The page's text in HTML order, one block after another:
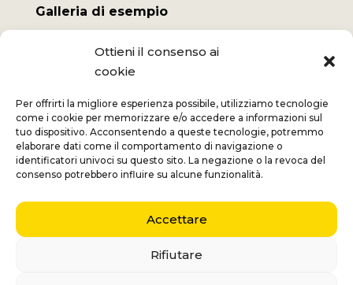
Ottieni il consenso ai
cookie
Per offrirti la migliore esperienza possibile, utilizziamo tecnologie
come i cookie per memorizzare e/o accedere a informazioni sul
tuo dispositivo. Acconsentendo a queste tecnologie, potremmo
elaborare dati come il comportamento di navigazione o
identificatori univoci su questo sito. La negazione o la revoca del
consenso potrebbero influire su alcune funzionalità.
Accettare
Rifiutare
Galleria di esempio
Termini e Condizioni
Jan+32 (0) 477 732 949
Veronique+32 (0)472 562 684
Middelmolenlaan 100
2100 Deurne